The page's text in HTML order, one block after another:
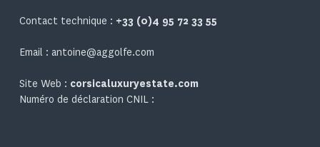
Contact technique : +33 (0)4 95 72 33 55
Email : antoine@aggolfe.com
Site Web : corsicaluxuryestate.com
Numéro de déclaration CNIL :